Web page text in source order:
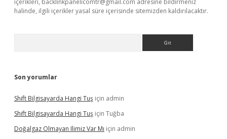
içerikleri, backlinkpanelicomtr@gmail.com adresine bildirmeniz
halinde, ilgili içerikler yasal süre içerisinde sitemizden kaldırılacaktır.
Son yorumlar
Shift Bilgisayarda Hangi Tuş için admin
Shift Bilgisayarda Hangi Tuş için Tuğba
Doğalgaz Olmayan Ilimiz Var Mı için admin